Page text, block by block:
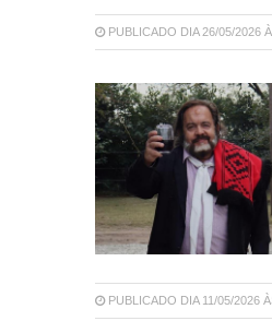
PUBLICADO DIA 26/05/2026
PUBLICADO DIA 11/05/2026